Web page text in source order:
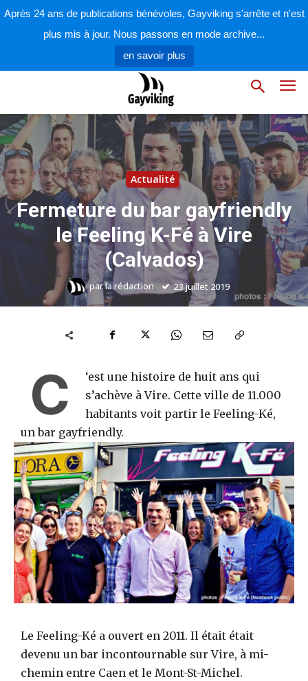
Après 24 ans de publications bénévoles, Gayviking s'arrête et n'est
plus mis à jour. Nous passons en mode archive...
en savoir plus
Actualité
Fermeture du bar gayfriendly
le Feeling K-Fé à Vire
(Calvados)
parla rédaction 23 juillet 2019
C
‘est une histoire de huit ans qui
s’achève à Vire. Cette ville de 11.000
habitants voit partir le Feeling-Ké,
un bar gayfriendly.
Le Feeling-Ké a ouvert en 2011. Il était était
devenu un bar incontournable sur Vire, à mi-
chemin entre Caen et le Mont-St-Michel.